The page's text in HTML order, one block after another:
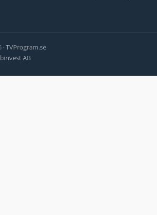
TVProgram.se
AB